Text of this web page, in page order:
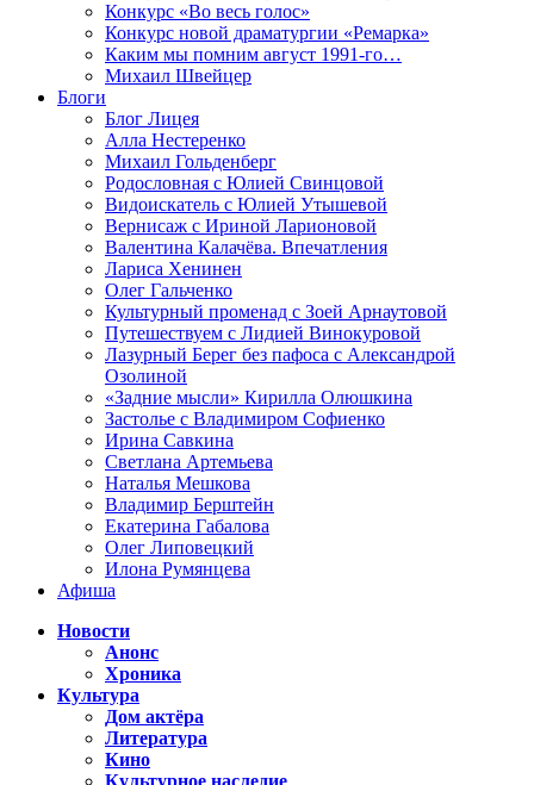
Конкурс «Во весь голос»
Конкурс новой драматургии «Ремарка»
Каким мы помним август 1991-го…
Михаил Швейцер
Блоги
Блог Лицея
Алла Нестеренко
Михаил Гольденберг
Родословная с Юлией Свинцовой
Видоискатель с Юлией Утышевой
Вернисаж с Ириной Ларионовой
Валентина Калачёва. Впечатления
Лариса Хенинен
Олег Гальченко
Культурный променад с Зоей Арнаутовой
Путешествуем с Лидией Винокуровой
Лазурный Берег без пафоса с Александрой
Озолиной
«Задние мысли» Кирилла Олюшкина
Застолье с Владимиром Софиенко
Ирина Савкина
Светлана Артемьева
Наталья Мешкова
Владимир Берштейн
Екатерина Габалова
Олег Липовецкий
Илона Румянцева
Афиша
Новости
Анонс
Хроника
Культура
Дом актёра
Литература
Кино